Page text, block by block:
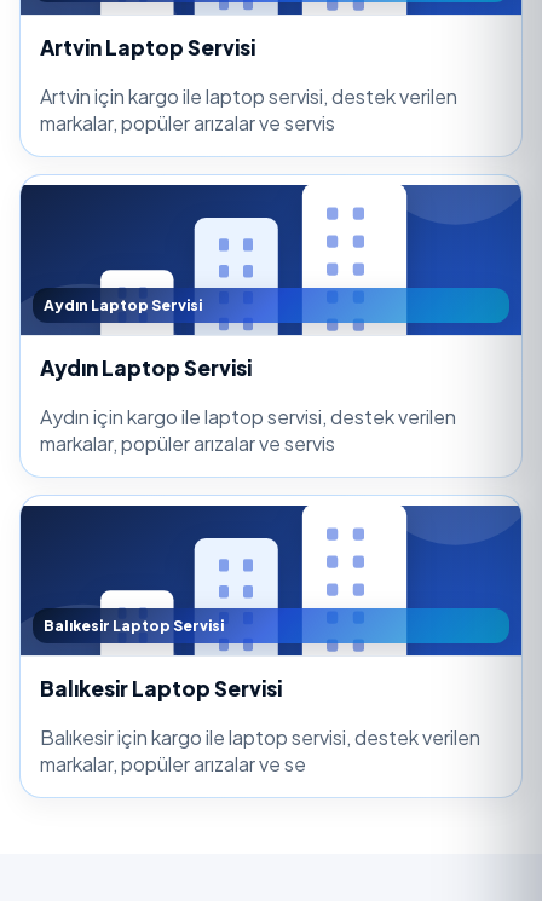
Artvin Laptop Servisi
Artvin için kargo ile laptop servisi, destek verilen
markalar, popüler arızalar ve servis
Aydın Laptop Servisi
Aydın Laptop Servisi
Aydın için kargo ile laptop servisi, destek verilen
markalar, popüler arızalar ve servis
Balıkesir Laptop Servisi
Balıkesir Laptop Servisi
Balıkesir için kargo ile laptop servisi, destek verilen
markalar, popüler arızalar ve se